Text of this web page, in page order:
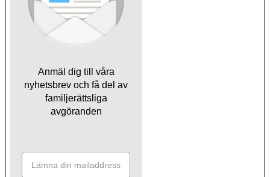
Anmäl dig till våra
nyhetsbrev och få del av
familjerättsliga
avgöranden